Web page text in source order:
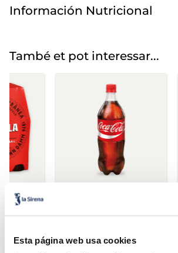
Esta página web usa cookies
Información Nutricional
També et pot interessar...
Coca Cola